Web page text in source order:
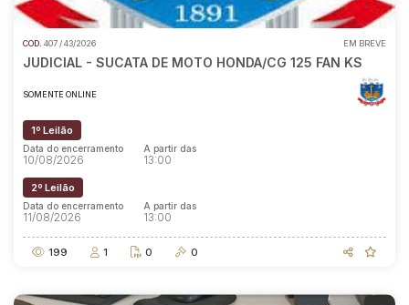
COD. 407 / 43/2026 EM BREVE
JUDICIAL - SUCATA DE MOTO HONDA/CG 125 FAN KS
SOMENTE ONLINE
1º Leilão
Data do encerramento
10/08/2026
A partir das
13:00
2º Leilão
Data do encerramento
11/08/2026
A partir das
13:00
199 1 0 0